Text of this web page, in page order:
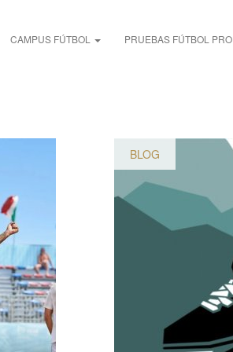
CAMPUS FÚTBOL PRUEBAS FÚTBOL PRO
BLOG